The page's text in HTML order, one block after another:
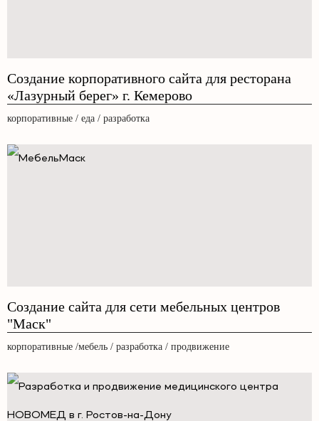
Создание корпоративного сайта для ресторана
«Лазурный берег» г. Кемерово
корпоративные / еда / разработка
Создание сайта для сети мебельных центров
"Маск"
корпоративные /мебель / разработка / продвижение